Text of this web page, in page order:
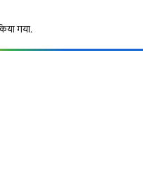
गया.